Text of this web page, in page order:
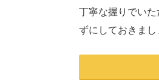
丁寧な握りでい
ずにしておきまし